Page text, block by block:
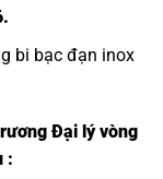
bi bạc đạn inox
Đại lý vòng
: